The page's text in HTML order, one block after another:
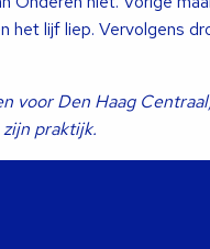
het lijf liep. Vervolgens
voor Den Haag
praktijk.